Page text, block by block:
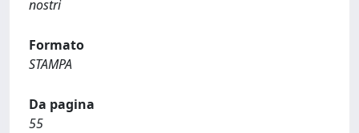
nostri
Formato
STAMPA
Da pagina
55